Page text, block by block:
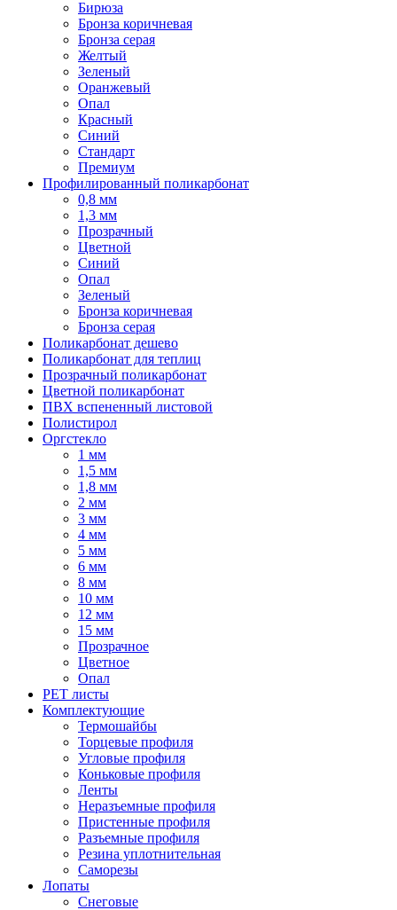
Бирюза
Бронза коричневая
Бронза серая
Желтый
Зеленый
Оранжевый
Опал
Красный
Синий
Стандарт
Премиум
Профилированный поликарбонат
0,8 мм
1,3 мм
Прозрачный
Цветной
Синий
Опал
Зеленый
Бронза коричневая
Бронза серая
Поликарбонат дешево
Поликарбонат для теплиц
Прозрачный поликарбонат
Цветной поликарбонат
ПВХ вспененный листовой
Полистирол
Оргстекло
1 мм
1,5 мм
1,8 мм
2 мм
3 мм
4 мм
5 мм
6 мм
8 мм
10 мм
12 мм
15 мм
Прозрачное
Цветное
Опал
PET листы
Комплектующие
Термошайбы
Торцевые профиля
Угловые профиля
Коньковые профиля
Ленты
Неразъемные профиля
Пристенные профиля
Разъемные профиля
Резина уплотнительная
Саморезы
Лопаты
Снеговые